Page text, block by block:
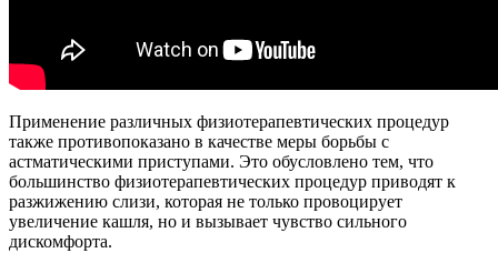
Применение различных физиотерапевтических процедур
также противопоказано в качестве меры борьбы с
астматическими приступами. Это обусловлено тем, что
большинство физиотерапевтических процедур приводят к
разжижению слизи, которая не только провоцирует
увеличение кашля, но и вызывает чувство сильного
дискомфорта.